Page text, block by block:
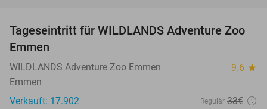
24%
Tageseintritt für WILDLANDS Adventure Zoo
Emmen
WILDLANDS Adventure Zoo Emmen 9.6 star
Emmen
Verkauft: 17.902
Regulär 33€